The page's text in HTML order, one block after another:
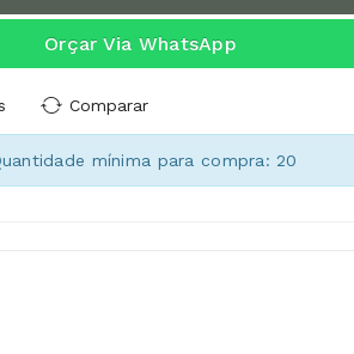
Orçar Via WhatsApp
Comparar
mínima para compra: 20